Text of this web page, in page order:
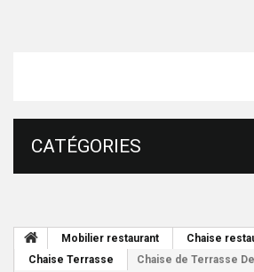
CATÉGORIES
Mobilier restaurant
Chaise
Chaise Terrasse
Chaise de Terrasse